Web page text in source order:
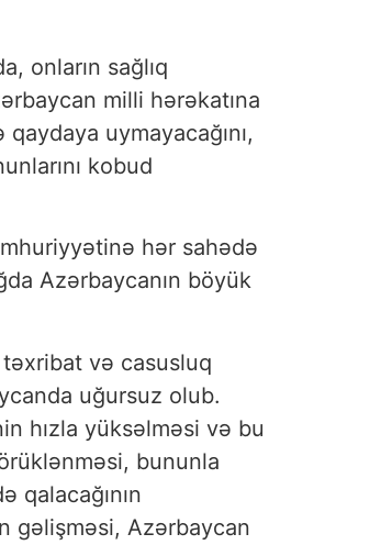
onların sağlıq
milli hərəkatına
uymayacağını,
kobud
hər sahədə
Azərbaycanın böyük
və casusluq
uğursuz olub.
hızla yüksəlməsi və bu
bununla
qalacağının
gəlişməsi, Azərbaycan